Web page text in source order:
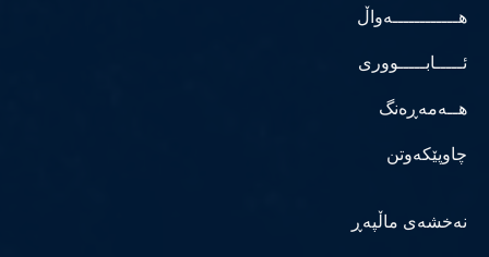
هــــــــــــەواڵ
ئـــــابـــــووری
هــەمەڕەنگ
چاوپێکەوتن
نەخشەی ماڵپەڕ